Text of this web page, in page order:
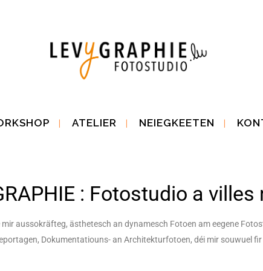
ATELIER NEIEGKEETEN
: Fotostudio a
aussokräfteg, ästhetesch an dynamesch Fotoen am eegene
Dokumentatiouns- an Architekturfotoen, déi mir souwuel